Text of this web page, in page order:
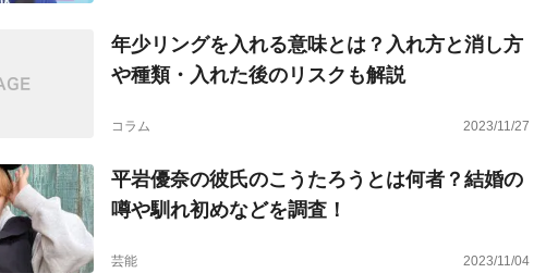
年少リングを入れる意味とは？入れ方と消し方
や種類・入れた後のリスクも解説
コラム 2023/11/27
平岩優奈の彼氏のこうたろうとは何者？結婚の
噂や馴れ初めなどを調査！
芸能 2023/11/04